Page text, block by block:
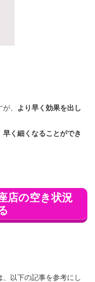
、
より早く効果を出し
く細くなることができ
店の空き状況
以下の記事を参考にし